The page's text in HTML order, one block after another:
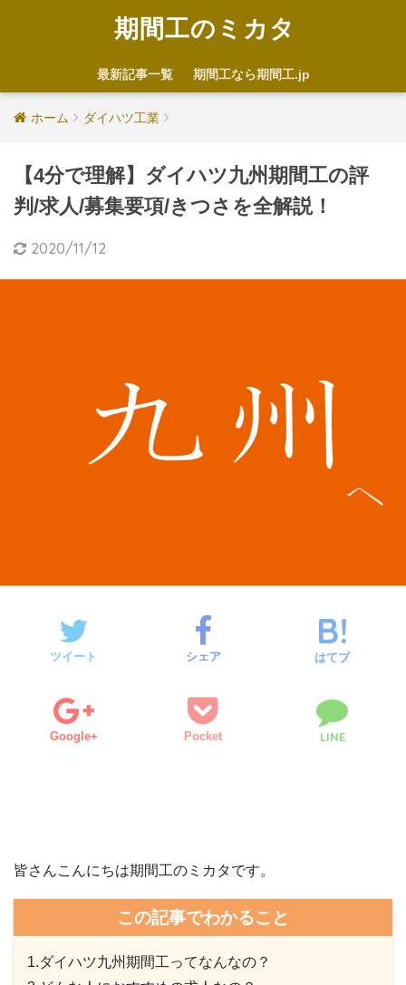
期間工のミカタ
最新記事一覧 期間工なら期間工.jp
ホーム ダイハツ工業
【4分で理解】ダイハツ九州期間工の評
判/求人/募集要項/きつさを全解説！
2020/11/12
ツイート シェア はてブ
Google+ Pocket LINE
皆さんこんにちは期間工のミカタです。
この記事でわかること
1.ダイハツ九州期間工ってなんなの？